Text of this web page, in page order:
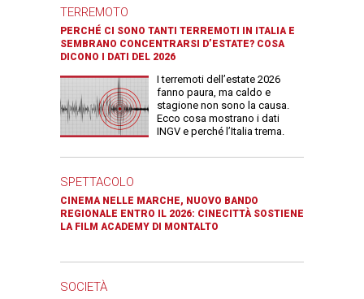
TERREMOTO
PERCHÉ CI SONO TANTI TERREMOTI IN ITALIA E
SEMBRANO CONCENTRARSI D’ESTATE? COSA
DICONO I DATI DEL 2026
I terremoti dell’estate 2026
fanno paura, ma caldo e
stagione non sono la causa.
Ecco cosa mostrano i dati
INGV e perché l’Italia trema.
SPETTACOLO
CINEMA NELLE MARCHE, NUOVO BANDO
REGIONALE ENTRO IL 2026: CINECITTÀ SOSTIENE
LA FILM ACADEMY DI MONTALTO
SOCIETÀ